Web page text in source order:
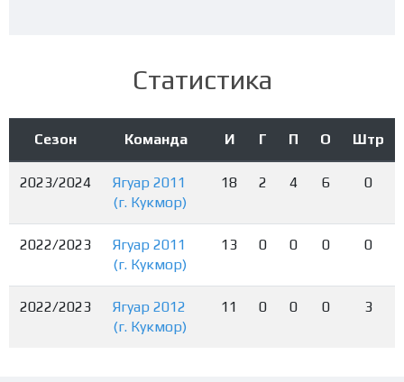
Статистика
Сезон Команда И Г П О Штр
2023/2024
Ягуар 2011
(г. Кукмор)
18 2 4 6 0
2022/2023
Ягуар 2011
(г. Кукмор)
13 0 0 0 0
2022/2023
Ягуар 2012
(г. Кукмор)
11 0 0 0 3